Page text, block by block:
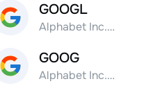
GOOGL
Alphabet Inc. Class A Common Stock
GOOG
Alphabet Inc. Class C Capital Stock